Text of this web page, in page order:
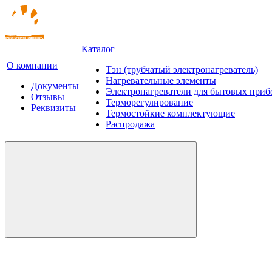
О компании
Документы
Отзывы
Реквизиты
Каталог
Тэн (трубчатый электронагреватель)
Нагревательные элементы
Электронагреватели для бытовых
Терморегулирование
Термостойкие комплектующие
Распродажа